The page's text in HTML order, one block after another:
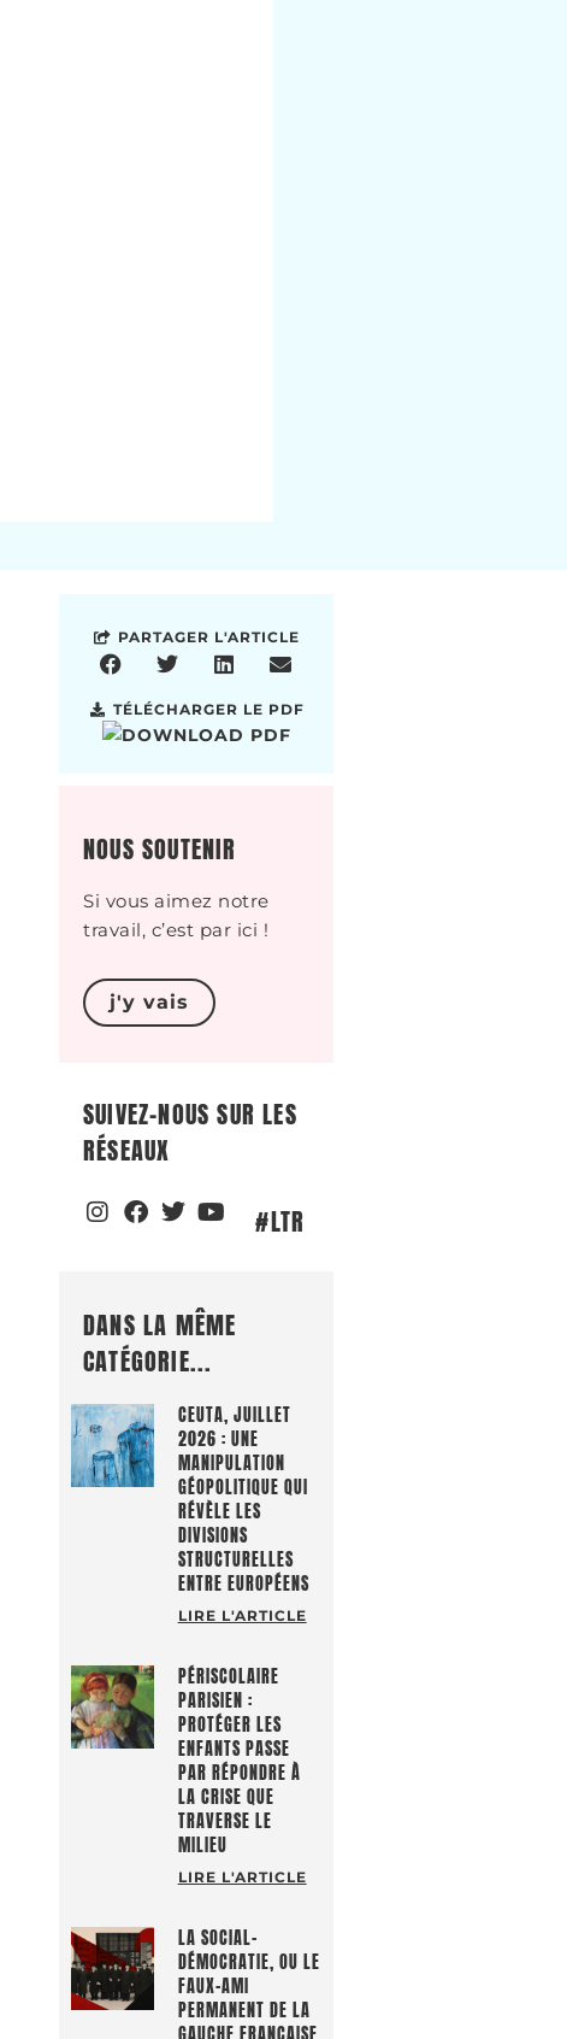
PARTAGER L'ARTICLE
TÉLÉCHARGER LE PDF
NOUS SOUTENIR
Si vous aimez notre
travail, c’est par ici !
j'y vais
SUIVEZ-NOUS SUR LES
RÉSEAUX
#LTR
DANS LA MÊME
CATÉGORIE...
CEUTA, JUILLET
2026 : UNE
MANIPULATION
GÉOPOLITIQUE QUI
RÉVÈLE LES
DIVISIONS
STRUCTURELLES
ENTRE EUROPÉENS
LIRE L'ARTICLE
PÉRISCOLAIRE
PARISIEN :
PROTÉGER LES
ENFANTS PASSE
PAR RÉPONDRE À
LA CRISE QUE
TRAVERSE LE
MILIEU
LIRE L'ARTICLE
LA SOCIAL-
DÉMOCRATIE, OU LE
FAUX-AMI
PERMANENT DE LA